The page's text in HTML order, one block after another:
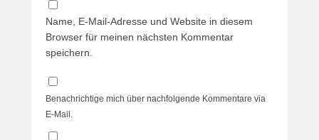
Name, E-Mail-Adresse und Website in diesem
Browser für meinen nächsten Kommentar
speichern.
Benachrichtige mich über nachfolgende Kommentare via
E-Mail.